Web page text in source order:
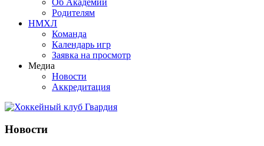
Родителям
НМХЛ
Команда
Календарь игр
Заявка на просмотр
Медиа
Новости
Аккредитация
Новости